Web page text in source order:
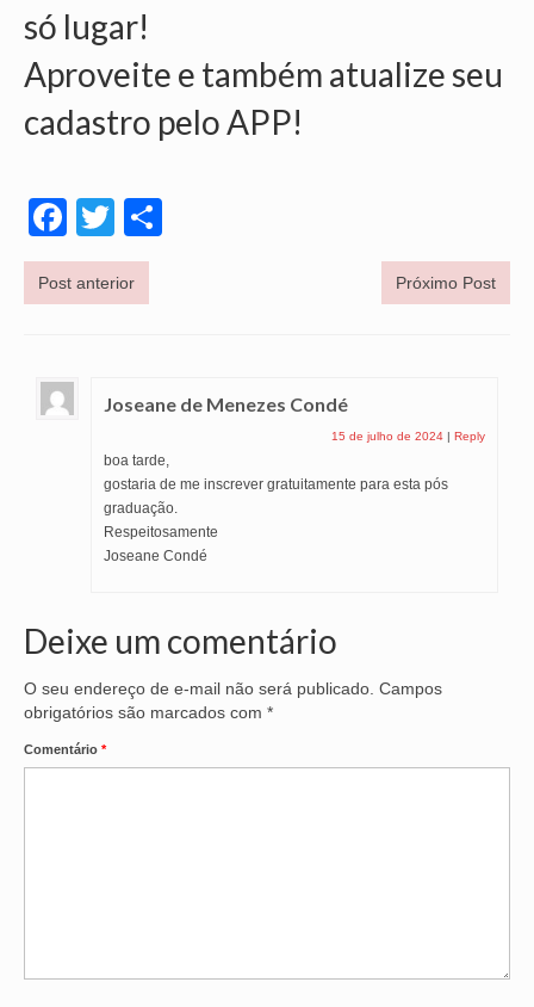
só lugar!
Aproveite e também atualize seu
cadastro pelo APP!
Facebook
Twitter
Post anterior Próximo Post
Joseane de Menezes Condé
15 de julho de 2024 | Reply
boa tarde,
gostaria de me inscrever gratuitamente para esta pós
graduação.
Respeitosamente
Joseane Condé
Deixe um comentário
O seu endereço de e-mail não será publicado. Campos
obrigatórios são marcados com *
Comentário *